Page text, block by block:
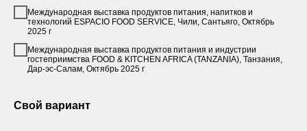
Международная выставка продуктов питания, напитков и
технологий ESPACIO FOOD SERVICE, Чили, Сантьяго, Октябрь
2025 г
Международная выставка продуктов питания и индустрии
гостеприимства FOOD & KITCHEN AFRICA (TANZANIA), Танзания,
Дар-эс-Салам, Октябрь 2025 г
Свой вариант